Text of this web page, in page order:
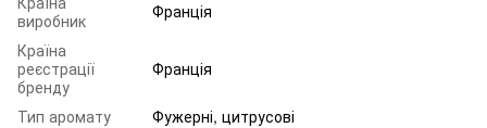
виробник
Франція
Країна
реєстрації
бренду
Франція
Тип аромату
Фужерні, цитрусові